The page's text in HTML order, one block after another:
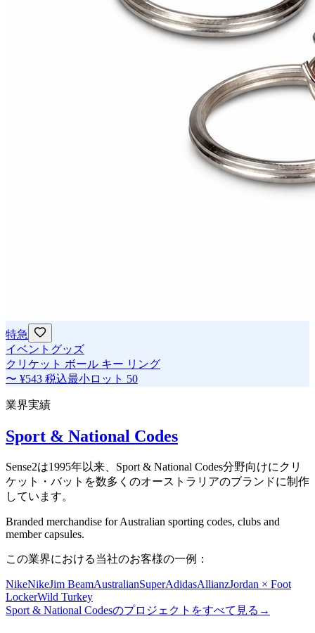
特急
イベントグッズ
クリケット ボール キー リング
〜 ¥543 税込最小ロット 50
業界実績
Sport & National Codes
Sense2は1995年以来、Sport & National Codes分野向けにクリ
ケット・バットを数多くのオーストラリアのブランドに制作
しています。
Branded merchandise for Australian sporting codes, clubs and
member capsules.
この業界における当社のお客様の一例：
NikeNikeJim BeamAustralianSuperAdidasAllianzJordan × Foot
LockerWild Turkey
Sport & National Codesのプロジェクトをすべて見る →